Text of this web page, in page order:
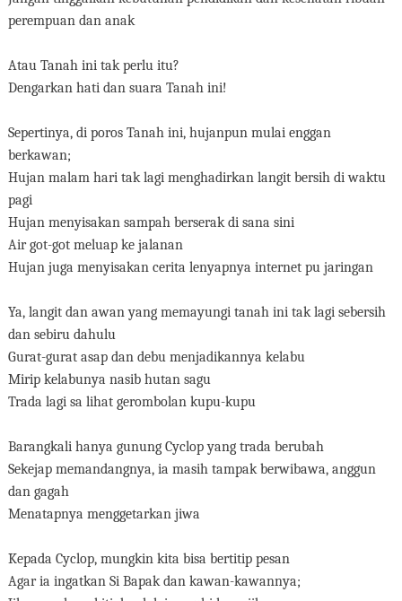
perempuan dan anak
Atau Tanah ini tak perlu itu?
Dengarkan hati dan suara Tanah ini!
Sepertinya, di poros Tanah ini, hujanpun mulai enggan
berkawan;
Hujan malam hari tak lagi menghadirkan langit bersih di waktu
pagi
Hujan menyisakan sampah berserak di sana sini
Air got-got meluap ke jalanan
Hujan juga menyisakan cerita lenyapnya internet pu jaringan
Ya, langit dan awan yang memayungi tanah ini tak lagi sebersih
dan sebiru dahulu
Gurat-gurat asap dan debu menjadikannya kelabu
Mirip kelabunya nasib hutan sagu
Trada lagi sa lihat gerombolan kupu-kupu
Barangkali hanya gunung Cyclop yang trada berubah
Sekejap memandangnya, ia masih tampak berwibawa, anggun
dan gagah
Menatapnya menggetarkan jiwa
Kepada Cyclop, mungkin kita bisa bertitip pesan
Agar ia ingatkan Si Bapak dan kawan-kawannya;